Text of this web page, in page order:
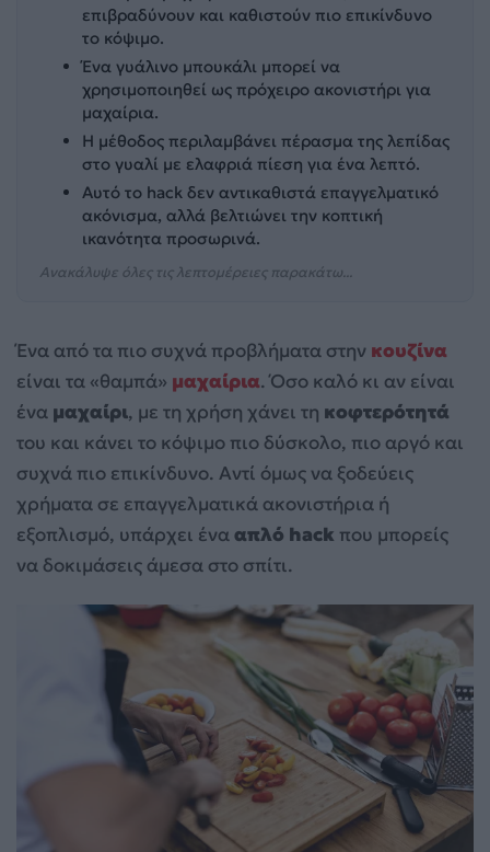
επιβραδύνουν και καθιστούν πιο επικίνδυνο
το κόψιμο.
Ένα γυάλινο μπουκάλι μπορεί να
χρησιμοποιηθεί ως πρόχειρο ακονιστήρι για
μαχαίρια.
Η μέθοδος περιλαμβάνει πέρασμα της λεπίδας
στο γυαλί με ελαφριά πίεση για ένα λεπτό.
Αυτό το hack δεν αντικαθιστά επαγγελματικό
ακόνισμα, αλλά βελτιώνει την κοπτική
ικανότητα προσωρινά.
Ανακάλυψε όλες τις λεπτομέρειες παρακάτω...
Ένα από τα πιο συχνά προβλήματα στην κουζίνα
είναι τα «θαμπά» μαχαίρια. Όσο καλό κι αν είναι
ένα μαχαίρι, με τη χρήση χάνει τη κοφτερότητά
του και κάνει το κόψιμο πιο δύσκολο, πιο αργό και
συχνά πιο επικίνδυνο. Αντί όμως να ξοδεύεις
χρήματα σε επαγγελματικά ακονιστήρια ή
εξοπλισμό, υπάρχει ένααπλό hack που μπορείς
να δοκιμάσεις άμεσα στο σπίτι.